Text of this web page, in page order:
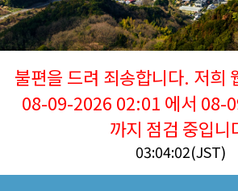
불편을 드려 죄송합니다. 저희
08-09-2026 02:01 에서 08-
까지 점검 중입니
03:04:02(JST)